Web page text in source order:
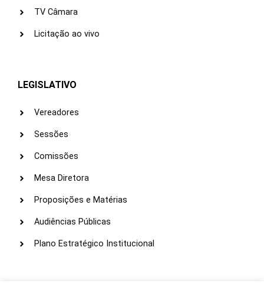
TV Câmara
Licitação ao vivo
LEGISLATIVO
Vereadores
Sessões
Comissões
Mesa Diretora
Proposições e Matérias
Audiências Públicas
Plano Estratégico Institucional